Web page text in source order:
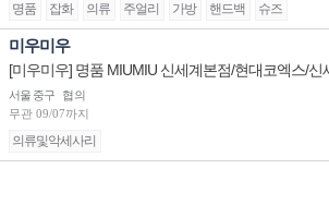
명품 잡화 의류 주얼리 가방 핸드백 슈즈
미우미우
서울 중구
협의
무관09/07까지
의류및악세사리